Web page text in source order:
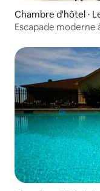
Chambre d'hôtel ⋅
Escapade moderne